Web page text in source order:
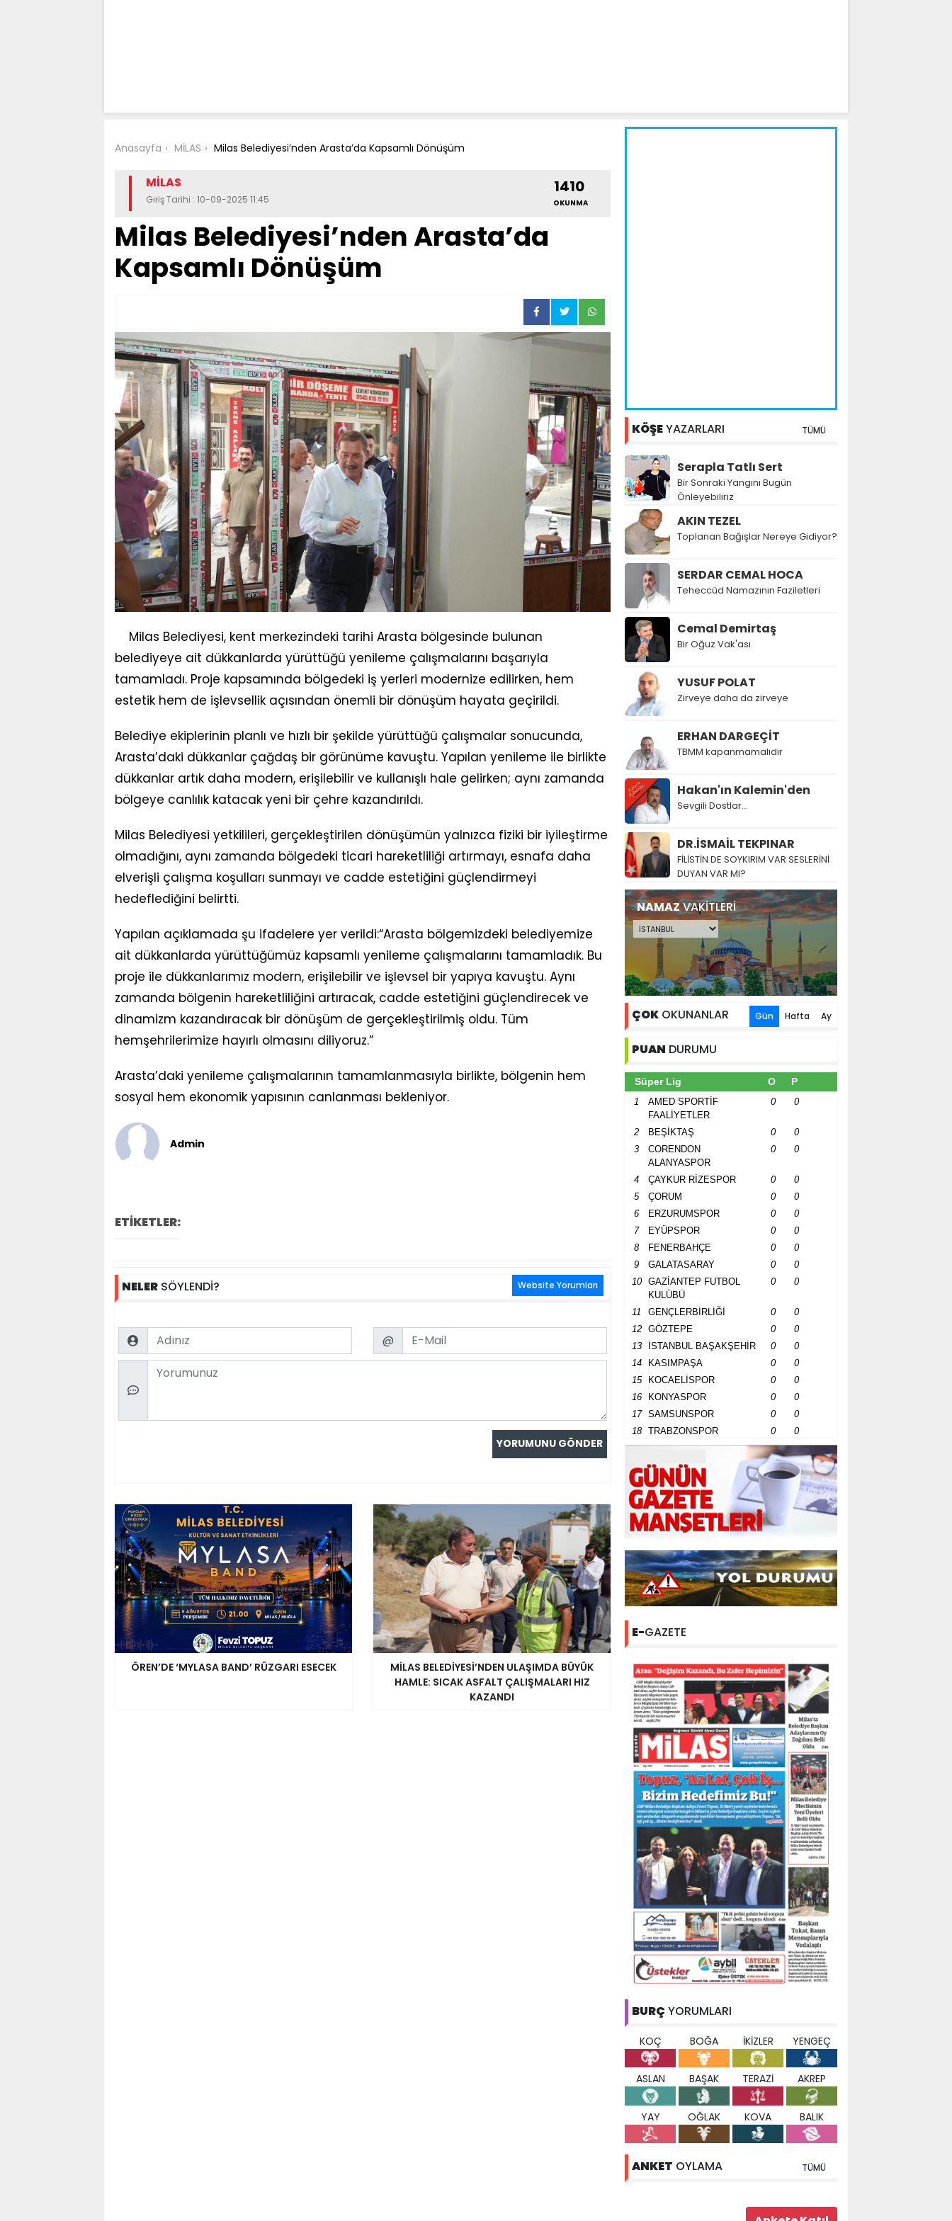
Anasayfa MİLAS Milas Belediyesi’nden Arasta’da Kapsamlı Dönüşüm
MİLAS
Giriş Tarihi : 10-09-2025 11:45
1410
OKUNMA
Milas Belediyesi’nden Arasta’da
Kapsamlı Dönüşüm
Milas Belediyesi, kent merkezindeki tarihi Arasta bölgesinde bulunan
belediyeye ait dükkanlarda yürüttüğü yenileme çalışmalarını başarıyla
tamamladı. Proje kapsamında bölgedeki iş yerleri modernize edilirken, hem
estetik hem de işlevsellik açısından önemli bir dönüşüm hayata geçirildi.
Belediye ekiplerinin planlı ve hızlı bir şekilde yürüttüğü çalışmalar sonucunda,
Arasta’daki dükkanlar çağdaş bir görünüme kavuştu. Yapılan yenileme ile birlikte
dükkanlar artık daha modern, erişilebilir ve kullanışlı hale gelirken; aynı zamanda
bölgeye canlılık katacak yeni bir çehre kazandırıldı.
Milas Belediyesi yetkilileri, gerçekleştirilen dönüşümün yalnızca fiziki bir iyileştirme
olmadığını, aynı zamanda bölgedeki ticari hareketliliği artırmayı, esnafa daha
elverişli çalışma koşulları sunmayı ve cadde estetiğini güçlendirmeyi
hedeflediğini belirtti.
Yapılan açıklamada şu ifadelere yer verildi:“Arasta bölgemizdeki belediyemize
ait dükkanlarda yürüttüğümüz kapsamlı yenileme çalışmalarını tamamladık. Bu
proje ile dükkanlarımız modern, erişilebilir ve işlevsel bir yapıya kavuştu. Aynı
zamanda bölgenin hareketliliğini artıracak, cadde estetiğini güçlendirecek ve
dinamizm kazandıracak bir dönüşüm de gerçekleştirilmiş oldu. Tüm
hemşehrilerimize hayırlı olmasını diliyoruz.”
Arasta’daki yenileme çalışmalarının tamamlanmasıyla birlikte, bölgenin hem
sosyal hem ekonomik yapısının canlanması bekleniyor.
Admin
ETİKETLER:
NELER SÖYLENDİ? Website Yorumları
Name Email
@
Comment
ÖREN’DE ‘MYLASA BAND’ RÜZGARI ESECEK
MİLAS BELEDİYESİ’NDEN ULAŞIMDA BÜYÜK
HAMLE: SICAK ASFALT ÇALIŞMALARI HIZ
KAZANDI
KÖŞEYAZARLARI TÜMÜ
Serapla Tatlı Sert
Bir Sonraki Yangını Bugün
Önleyebiliriz
AKIN TEZEL
Toplanan Bağışlar Nereye Gidiyor?
SERDAR CEMAL HOCA
Teheccüd Namazının Faziletleri
Cemal Demirtaş
Bir Oğuz Vak'ası
YUSUF POLAT
Zirveye daha da zirveye
ERHAN DARGEÇİT
TBMM kapanmamalıdır
Hakan'ın Kalemin'den
Sevgili Dostlar...
DR.İSMAİL TEKPINAR
FİLİSTİN DE SOYKIRIM VAR SESLERİNİ
DUYAN VAR MI?
NAMAZVAKİTLERİ
ÇOK OKUNANLAR Gün Hafta Ay
PUAN DURUMU
Süper Lig O P
1
AMED SPORTİF
FAALİYETLER
0 0
2 BEŞİKTAŞ 0
0
3
CORENDON
ALANYASPOR
0 0
4 ÇAYKUR RİZESPOR 0
0
5
ÇORUM 0
0
6
ERZURUMSPOR 0
0
7
EYÜPSPOR 0
0
8
FENERBAHÇE 0
0
9
GALATASARAY 0
0
10
GAZİANTEP FUTBOL
KULÜBÜ
0 0
11 GENÇLERBİRLİĞİ 0
0
12
GÖZTEPE 0
0
13
İSTANBUL BAŞAKŞEHİR 0
0
14
KASIMPAŞA 0
0
15
KOCAELİSPOR 0
0
16
KONYASPOR 0
0
17
SAMSUNSPOR 0
0
18
TRABZONSPOR 0 0
E-GAZETE
BURÇ YORUMLARI
KOÇ BOĞA İKİZLER YENGEÇ
ASLAN BAŞAK TERAZİ AKREP
YAY OĞLAK KOVA BALIK
ANKET OYLAMA TÜMÜ